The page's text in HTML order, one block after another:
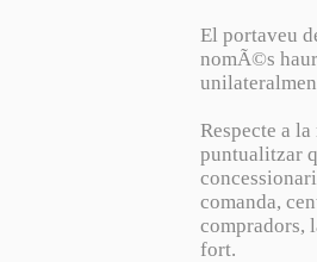
El portaveu
nomÃ©s
Respecte a
puntualitzar
comanda,
compradors,
fort.